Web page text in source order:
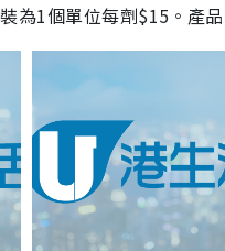
為1個單位每劑$15。產